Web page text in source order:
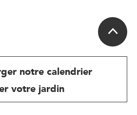
notre calendrier
votre jardin